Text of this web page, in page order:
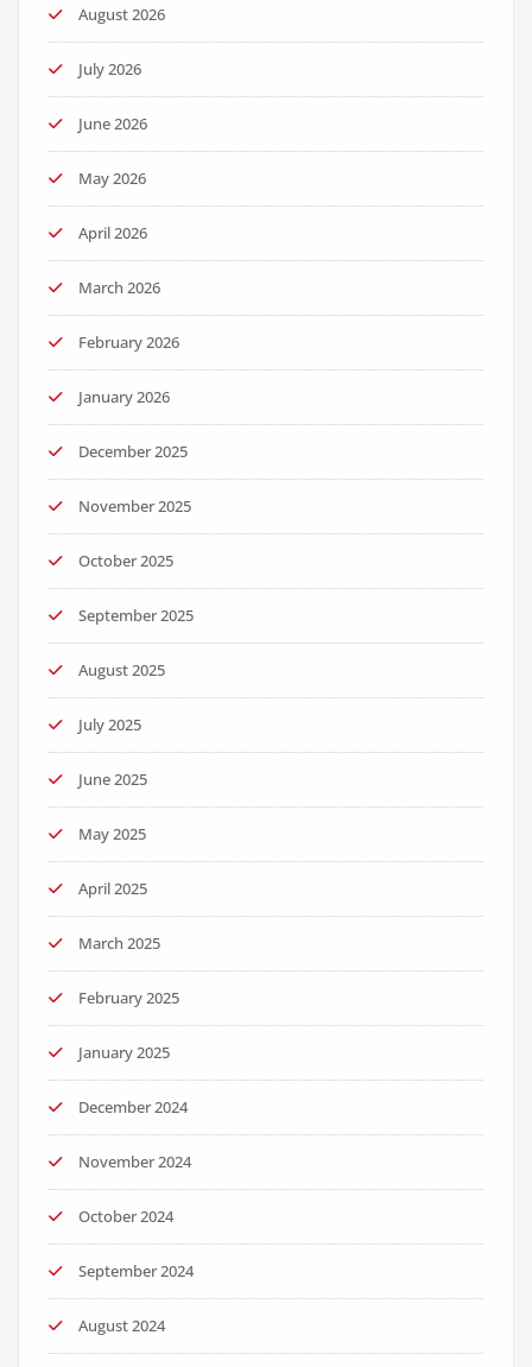
August 2026
July 2026
June 2026
May 2026
April 2026
March 2026
February 2026
January 2026
December 2025
November 2025
October 2025
September 2025
August 2025
July 2025
June 2025
May 2025
April 2025
March 2025
February 2025
January 2025
December 2024
November 2024
October 2024
September 2024
August 2024